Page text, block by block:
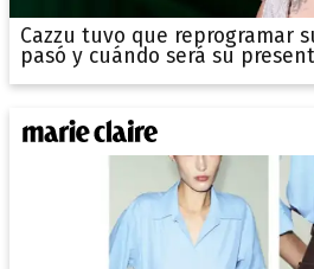
Cazzu tuvo que reprogramar
pasó y cuándo será su